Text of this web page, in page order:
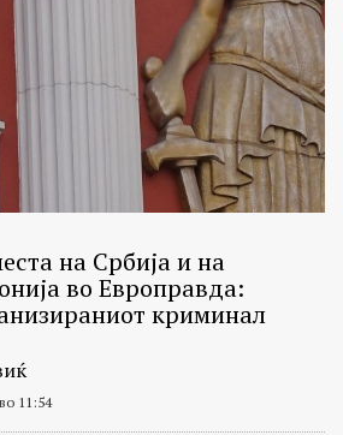
на Србија и на
во Европравда:
криминал
11:54